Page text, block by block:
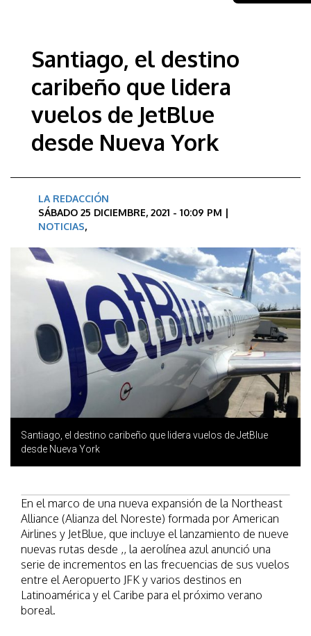
Santiago, el destino
caribeño que lidera
vuelos de JetBlue
desde Nueva York
LA REDACCIÓN
SÁBADO 25 DICIEMBRE, 2021 - 10:09 PM |
NOTICIAS,
Santiago, el destino caribeño que lidera vuelos de JetBlue
desde Nueva York
En el marco de una nueva expansión de la Northeast
Alliance (Alianza del Noreste) formada por American
Airlines y JetBlue, que incluye el lanzamiento de nueve
nuevas rutas desde ,, la aerolínea azul anunció una
serie de incrementos en las frecuencias de sus vuelos
entre el Aeropuerto JFK y varios destinos en
Latinoamérica y el Caribe para el próximo verano
boreal.